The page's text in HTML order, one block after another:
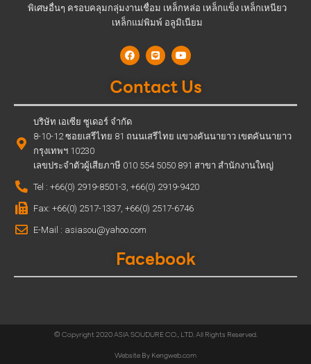
พิเศษอื่นๆ ครอบคลุมกลุ่มงานเชื่อม เหล็กหล่อ เหล็กแข็ง เหล็กเหนียว
เหล็กแม่พิมพ์ อลูมิเนียม
Contact Us
บริษัท เอเซีย ซูเดอร์ จำกัด
8-10-12 ซอยเสรีไทย 81 ถนนเสรีไทย แขวงคันนายาว เขตคันนายาว
กรุงเทพฯ 10230
เลขประจำตัวผู้เสียภาษี 010 554 5050 891 สาขา สำนักงานใหญ่
Tel : +66(0) 2919-8501-3, +66(0) 2919-9420
Fax: +66(0) 2517-1337, +66(0) 2517-6746
E-Mail : asiasou@yahoo.com
Facebook
© Copyright 2020 ASIA SOUDURE CO., LTD. All Rights Reserved.
Website By Kengweb.com